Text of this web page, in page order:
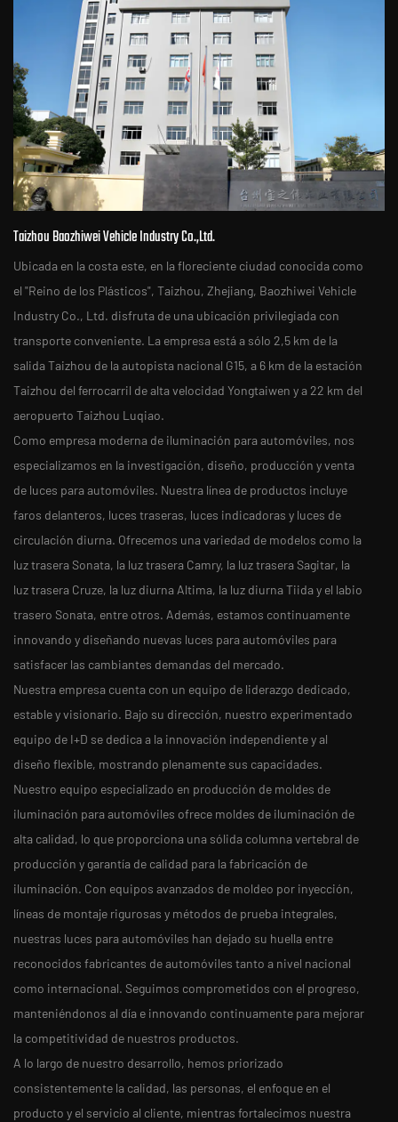
Taizhou Baozhiwei Vehicle Industry Co.,Ltd.
Ubicada en la costa este, en la floreciente ciudad conocida como
el "Reino de los Plásticos", Taizhou, Zhejiang, Baozhiwei Vehicle
Industry Co., Ltd. disfruta de una ubicación privilegiada con
transporte conveniente. La empresa está a sólo 2,5 km de la
salida Taizhou de la autopista nacional G15, a 6 km de la estación
Taizhou del ferrocarril de alta velocidad Yongtaiwen y a 22 km del
aeropuerto Taizhou Luqiao.
Como empresa moderna de iluminación para automóviles, nos
especializamos en la investigación, diseño, producción y venta
de luces para automóviles. Nuestra línea de productos incluye
faros delanteros, luces traseras, luces indicadoras y luces de
circulación diurna. Ofrecemos una variedad de modelos como la
luz trasera Sonata, la luz trasera Camry, la luz trasera Sagitar, la
luz trasera Cruze, la luz diurna Altima, la luz diurna Tiida y el labio
trasero Sonata, entre otros. Además, estamos continuamente
innovando y diseñando nuevas luces para automóviles para
satisfacer las cambiantes demandas del mercado.
Nuestra empresa cuenta con un equipo de liderazgo dedicado,
estable y visionario. Bajo su dirección, nuestro experimentado
equipo de I+D se dedica a la innovación independiente y al
diseño flexible, mostrando plenamente sus capacidades.
Nuestro equipo especializado en producción de moldes de
iluminación para automóviles ofrece moldes de iluminación de
alta calidad, lo que proporciona una sólida columna vertebral de
producción y garantía de calidad para la fabricación de
iluminación. Con equipos avanzados de moldeo por inyección,
líneas de montaje rigurosas y métodos de prueba integrales,
nuestras luces para automóviles han dejado su huella entre
reconocidos fabricantes de automóviles tanto a nivel nacional
como internacional. Seguimos comprometidos con el progreso,
manteniéndonos al día e innovando continuamente para mejorar
la competitividad de nuestros productos.
A lo largo de nuestro desarrollo, hemos priorizado
consistentemente la calidad, las personas, el enfoque en el
producto y el servicio al cliente, mientras fortalecimos nuestra